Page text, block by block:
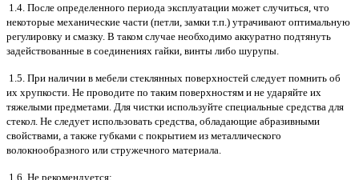
1.4. После определенного периода эксплуатации может случиться, что
некоторые механические части (петли, замки т.п.) утрачивают оптимальную
регулировку и смазку. В таком случае необходимо аккуратно подтянуть
задействованные в соединениях гайки, винты либо шурупы.
1.5. При наличии в мебели стеклянных поверхностей следует помнить об
их хрупкости. Не проводите по таким поверхностям и не ударяйте их
тяжелыми предметами. Для чистки используйте специальные средства для
стекол. Не следует использовать средства, обладающие абразивными
свойствами, а также губками с покрытием из металлического
волокнообразного или стружечного материала.
1.6. Не рекомендуется: